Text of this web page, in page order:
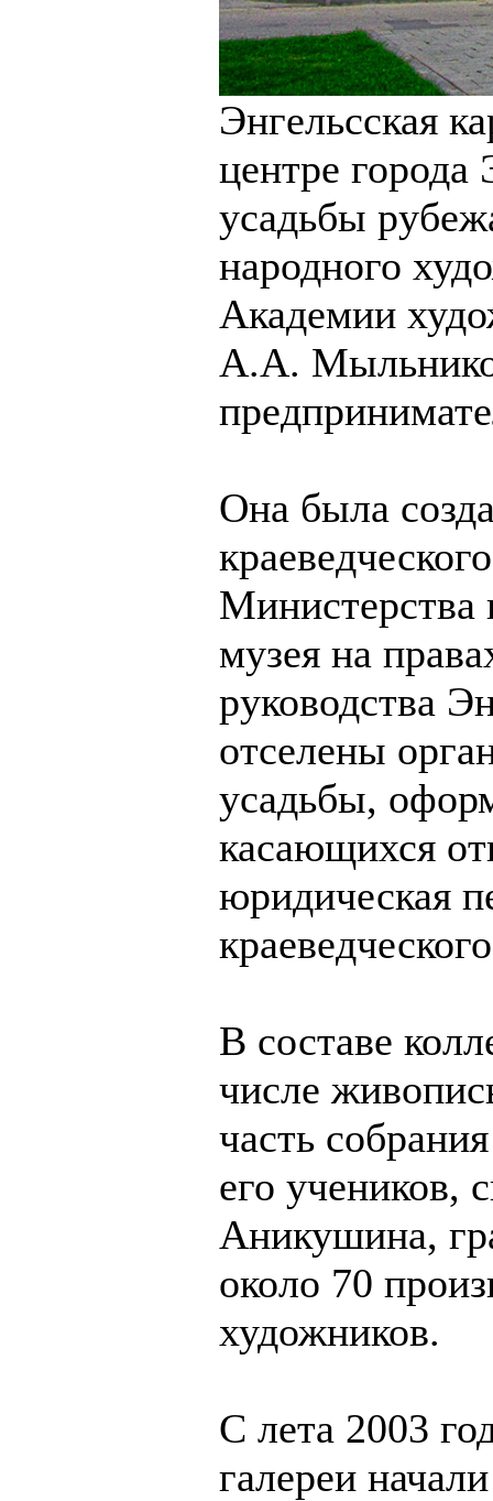
Энгельсская
центре города
усадьбы
народного
Академии
А.А.
Она была
Министерства
музея на
руководства
отселены
усадьбы,
касающихся
юридическая
В составе
числе
часть
его учеников,
Аникушина,
около 70
художников.
С лета 2003
галереи